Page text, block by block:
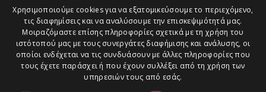
Χρησιμοποιούμε cookies για να εξατομικεύσουμε το περιεχόμενο,
τις διαφημίσεις και να αναλύσουμε την επισκεψιμότητά μας.
Μοιραζόμαστε επίσης πληροφορίες σχετικά με τη χρήση του
ιστότοπού μας με τους συνεργάτες διαφήμισης και ανάλυσης, οι
οποίοι ενδέχεται να τις συνδυάσουν με άλλες πληροφορίες που
τους έχετε παράσχει ή που έχουν συλλέξει από τη χρήση των
υπηρεσιών τους από εσάς.